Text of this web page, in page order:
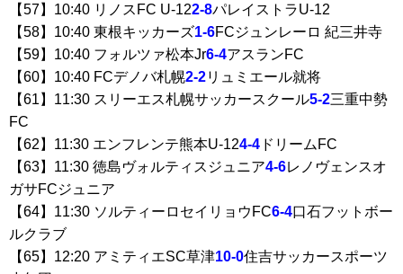
【57】10:40 リノスFC U-122-8パレイストラU-12
【58】10:40 東根キッカーズ1-6FCジュンレーロ 紀三井寺
【59】10:40 フォルツァ松本Jr6-4アスランFC
【60】10:40 FCデノバ札幌2-2リュミエール就将
【61】11:30 スリーエス札幌サッカースクール5-2三重中勢
FC
【62】11:30 エンフレンテ熊本U-124-4 ドリームFC
【63】11:30 徳島ヴォルティスジュニア4-6レノヴェンスオ
ガサFCジュニア
【64】11:30 ソルティーロセイリョウFC6-4口石フットボー
ルクラブ
【65】12:20 アミティエSC草津10-0住吉サッカースポーツ